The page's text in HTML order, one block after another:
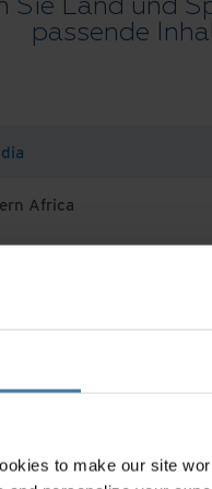
to make our site
passende
Africa
And Turkey
fallen monatlich
2 bis 3
und
alle in Papierform
Meyer Logistik.
Dokumente zu
und langfristig
und
hätte allerdings
spezieller